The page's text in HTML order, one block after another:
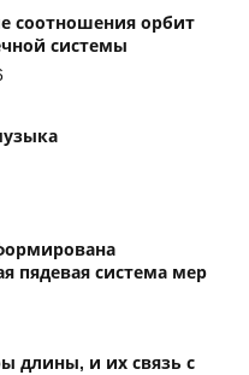
соотношения орбит
системы
пядевая система мер
длины, и их связь с